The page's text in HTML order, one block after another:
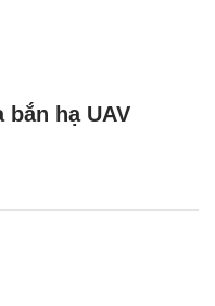
bắn hạ UAV